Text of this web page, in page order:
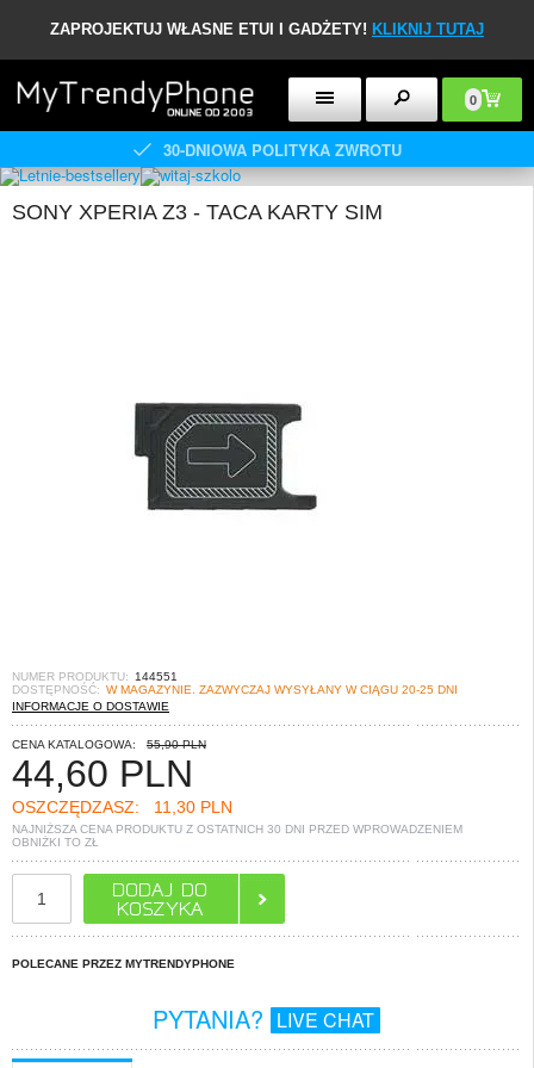
ZAPROJEKTUJ WŁASNE ETUI I GADŻETY! KLIKNIJ TUTAJ
0
30-DNIOWA POLITYKA ZWROTU
SONY XPERIA Z3 - TACA KARTY SIM
NUMER PRODUKTU:
144551
DOSTĘPNOŚĆ: W MAGAZYNIE. ZAZWYCZAJ WYSYŁANY W CIĄGU 20-25 DNI
INFORMACJE O DOSTAWIE
CENA KATALOGOWA: 55,90 PLN
44,60 PLN
OSZCZĘDZASZ: 11,30 PLN
NAJNIŻSZA CENA PRODUKTU Z OSTATNICH 30 DNI PRZED WPROWADZENIEM
OBNIŻKI TO ZŁ
POLECANE PRZEZ MYTRENDYPHONE
PYTANIA? LIVE CHAT